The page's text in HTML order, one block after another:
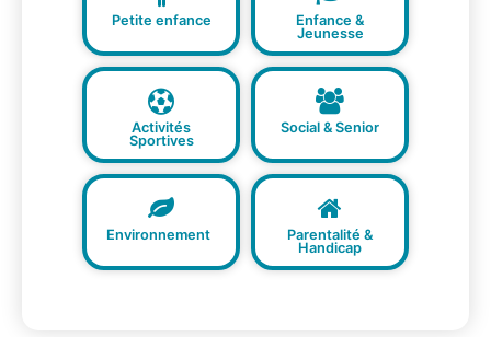
Petite enfance
Enfance &
Jeunesse
Activités
Sportives
Social & Senior
Environnement
Parentalité &
Handicap